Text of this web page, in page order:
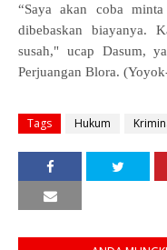
“Saya akan coba
dibebaskan biayanya.
susah," ucap Dasum,
Perjuangan Blora.
Tags Hukum